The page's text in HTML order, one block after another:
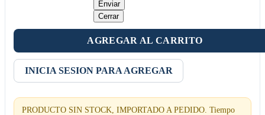
Enviar
Cerrar
AGREGAR AL CARRITO
INICIA SESION PARA AGREGAR
PRODUCTO SIN STOCK, IMPORTADO A PEDIDO. Tiempo